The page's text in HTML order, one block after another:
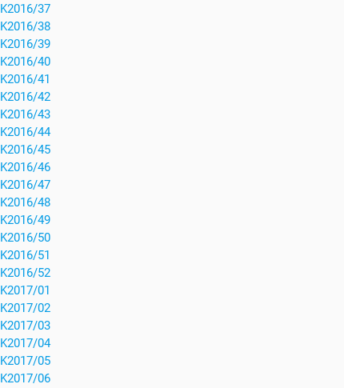
K2016/37
K2016/38
K2016/39
K2016/40
K2016/41
K2016/42
K2016/43
K2016/44
K2016/45
K2016/46
K2016/47
K2016/48
K2016/49
K2016/50
K2016/51
K2016/52
K2017/01
K2017/02
K2017/03
K2017/04
K2017/05
K2017/06